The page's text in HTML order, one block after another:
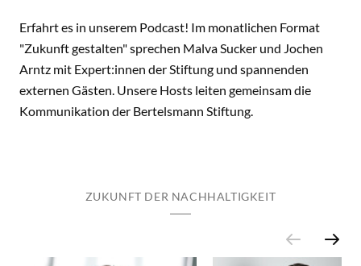
Erfahrt es in unserem Podcast! Im monatlichen Format
"Zukunft gestalten" sprechen Malva Sucker und Jochen
Arntz mit Expert:innen der Stiftung und spannenden
externen Gästen. Unsere Hosts leiten gemeinsam die
Kommunikation der Bertelsmann Stiftung.
ZUKUNFT DER NACHHALTIGKEIT